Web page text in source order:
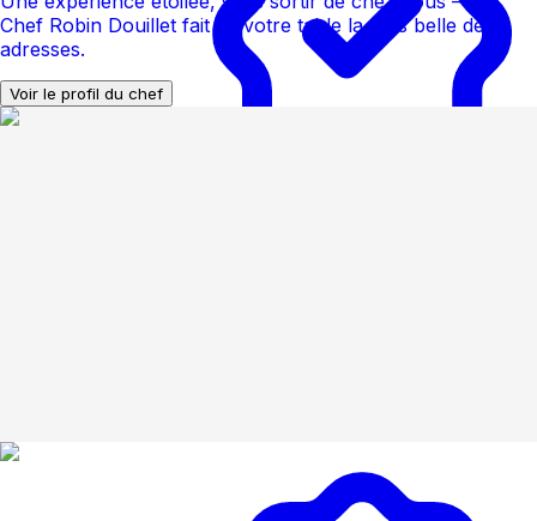
Chef Robin Douillet fait de votre table la plus belle des
adresses.
Voir le profil du chef